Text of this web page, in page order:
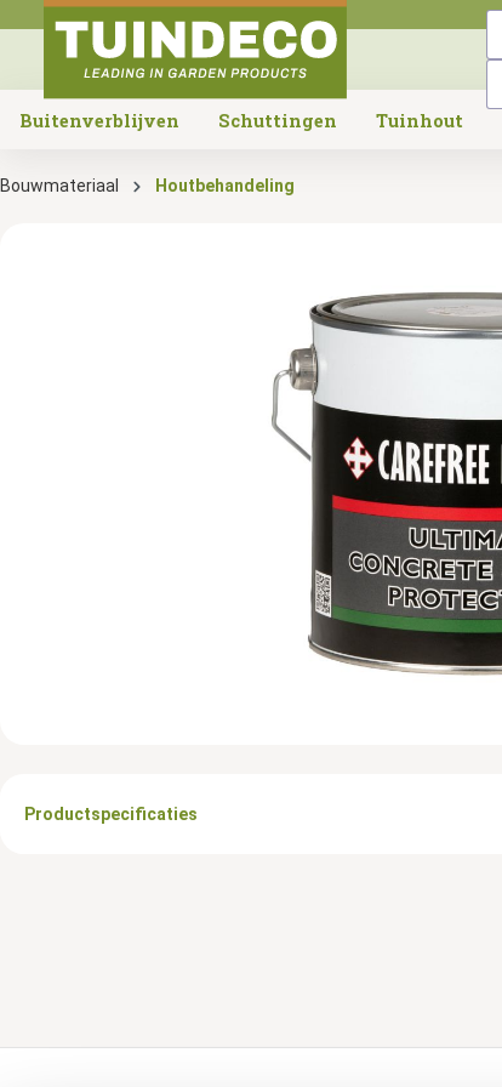
search Skip to main navigation
Buitenverblijven Schuttingen Tuinhout
Bouwmateriaal Houtbehandeling
Productspecificaties